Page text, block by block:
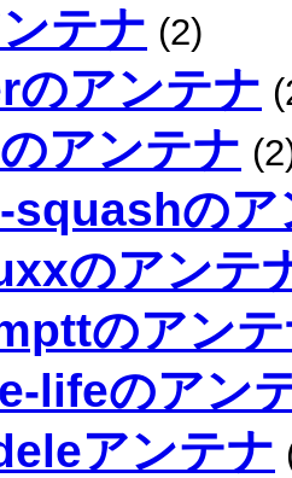
テナ (2)
のアンテナ
アンテナ
squashのア
のアンテ
のアン
lifeのアン
アンテナ